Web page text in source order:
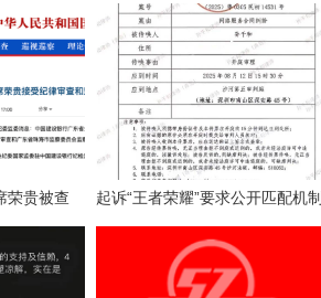
荣贵被查
起诉“王者荣耀”要求公开匹配机制
秘密，公开或导致被滥用